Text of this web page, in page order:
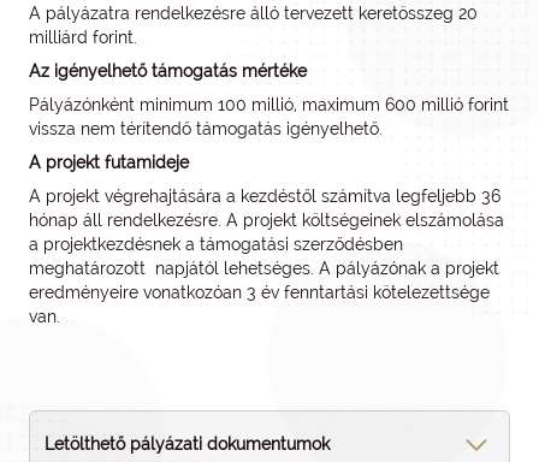
A pályázatra rendelkezésre álló tervezett keretösszeg 20
milliárd forint.
Az igényelhető támogatás mértéke
Pályázónként minimum 100 millió, maximum 600 millió forint
vissza nem térítendő támogatás igényelhető.
A projekt futamideje
A projekt végrehajtására a kezdéstől számítva legfeljebb 36
hónap áll rendelkezésre. A projekt költségeinek elszámolása
a projektkezdésnek a támogatási szerződésben
meghatározott napjától lehetséges. A pályázónak a projekt
eredményeire vonatkozóan 3 év fenntartási kötelezettsége
van.
Letölthető pályázati dokumentumok